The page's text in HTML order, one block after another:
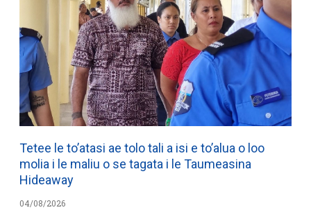
Tetee le to’atasi ae tolo tali a isi e to’alua o loo
molia i le maliu o se tagata i le Taumeasina
Hideaway
04/08/2026